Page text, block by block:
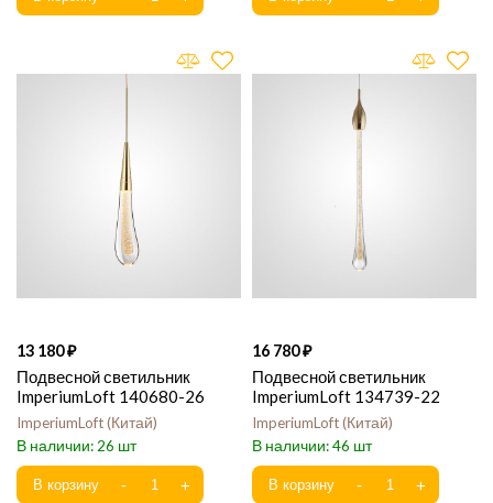
13 180
Подвесной светильник
ImperiumLoft 140680-26
ImperiumLoft Китай
26
16 780
Подвесной светильник
ImperiumLoft 134739-22
ImperiumLoft Китай
46